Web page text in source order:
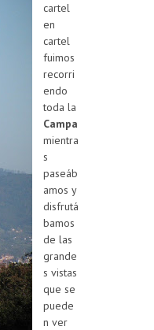
cartel
en
cartel
fuimos
recorri
endo
toda la
Campa
mientra
s
paseáb
amos y
disfrutá
bamos
de las
grande
s vistas
que se
puede
n ver